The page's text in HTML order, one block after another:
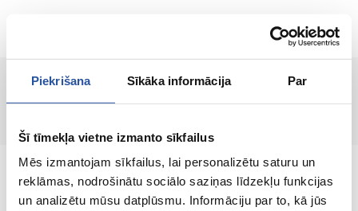
Piekrišana Sīkāka informācija Par
Šī tīmekļa vietne izmanto sīkfailus
Mēs izmantojam sīkfailus, lai personalizētu saturu un
reklāmas, nodrošinātu sociālo saziņas līdzekļu funkcijas
un analizētu mūsu datplūsmu. Informāciju par to, kā jūs
EN
Page not found!